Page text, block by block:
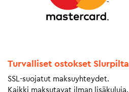
Turvalliset ostokset Slurpilta
SSL-suojatut maksuyhteydet.
Kaikki maksutavat ilman lisäkuluja.